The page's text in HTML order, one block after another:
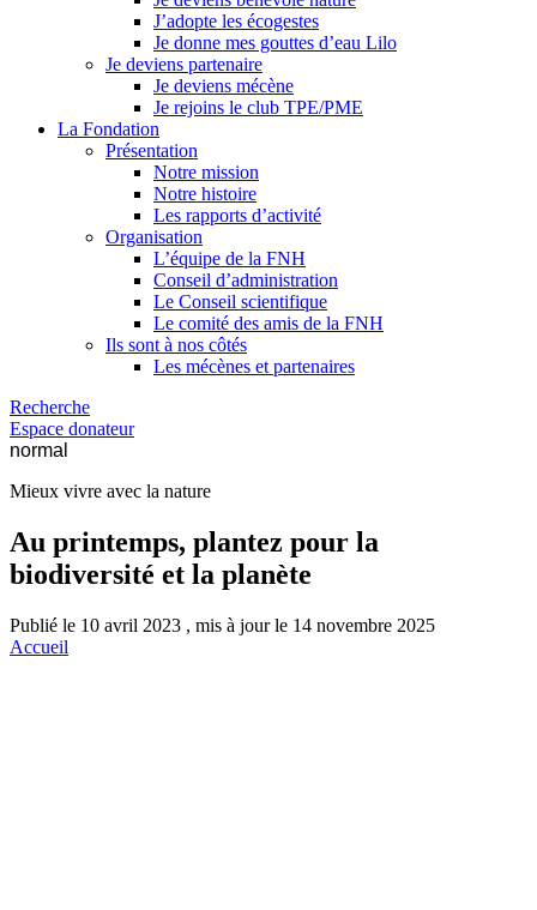
J’adopte les écogestes
Je donne mes gouttes d’eau Lilo
Je deviens partenaire
Je deviens mécène
Je rejoins le club TPE/PME
La Fondation
Présentation
Notre mission
Notre histoire
Les rapports d’activité
Organisation
L’équipe de la FNH
Conseil d’administration
Le Conseil scientifique
Le comité des amis de la FNH
Ils sont à nos côtés
Les mécènes et partenaires
Recherche
Espace donateur
normal
Mieux vivre avec la nature
Au printemps, plantez pour la
biodiversité et la planète
Publié le 10 avril 2023 , mis à jour le 14 novembre 2025
Accueil